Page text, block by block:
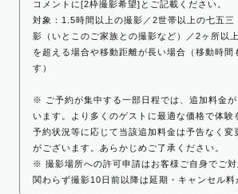
コメントに[2枠撮影希望]とご記載ください。
対象：1.5時間以上の撮影／2世帯以上の七五三
影（いとこのご家族との撮影など）／2ヶ所以
を超える場合や移動距離が長い場合（移動時間
す）
※ ご予約が集中する一部日程では、追加料金
います。より多くのゲストに最適な価格で体験
予約状況等に応じて当該追加料金は予告なく変
がございます。あらかじめご了承ください。
※ 撮影場所への許可申請はお客様ご自身でご
関わらず撮影10日前以降は延期・キャンセル料